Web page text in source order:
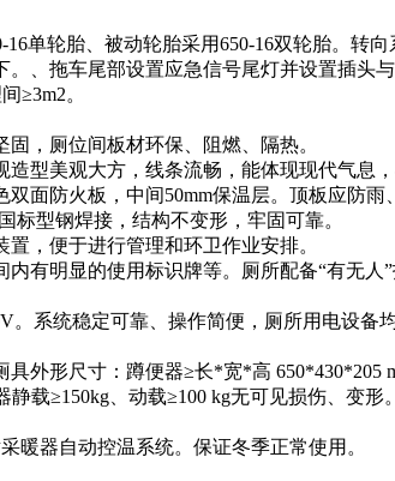
单轮胎、被动轮胎采用650-16双轮胎。
、拖车尾部设置应急信号尾灯并设置插头与
≥3m2。
，厕位间板材环保、阻燃、隔热。
型美观大方，线条流畅，能体现现代气息
面防火板，中间50mm保温层。顶板应防
标型钢焊接，结构不变形，牢固可靠。
，便于进行管理和环卫作业安排。
有明显的使用标识牌等。厕所配备“有无人”
系统稳定可靠、操作简便，厕所用电设备
外形尺寸：蹲便器≥长*宽*高 650*430*205
载≥150kg、动载≥100 kg无可见损伤、变
暖器自动控温系统。保证冬季正常使用。